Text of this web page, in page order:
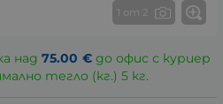
1 от 2
над 75.00 €до офис с куриер
тегло (кг.) 5 кг.